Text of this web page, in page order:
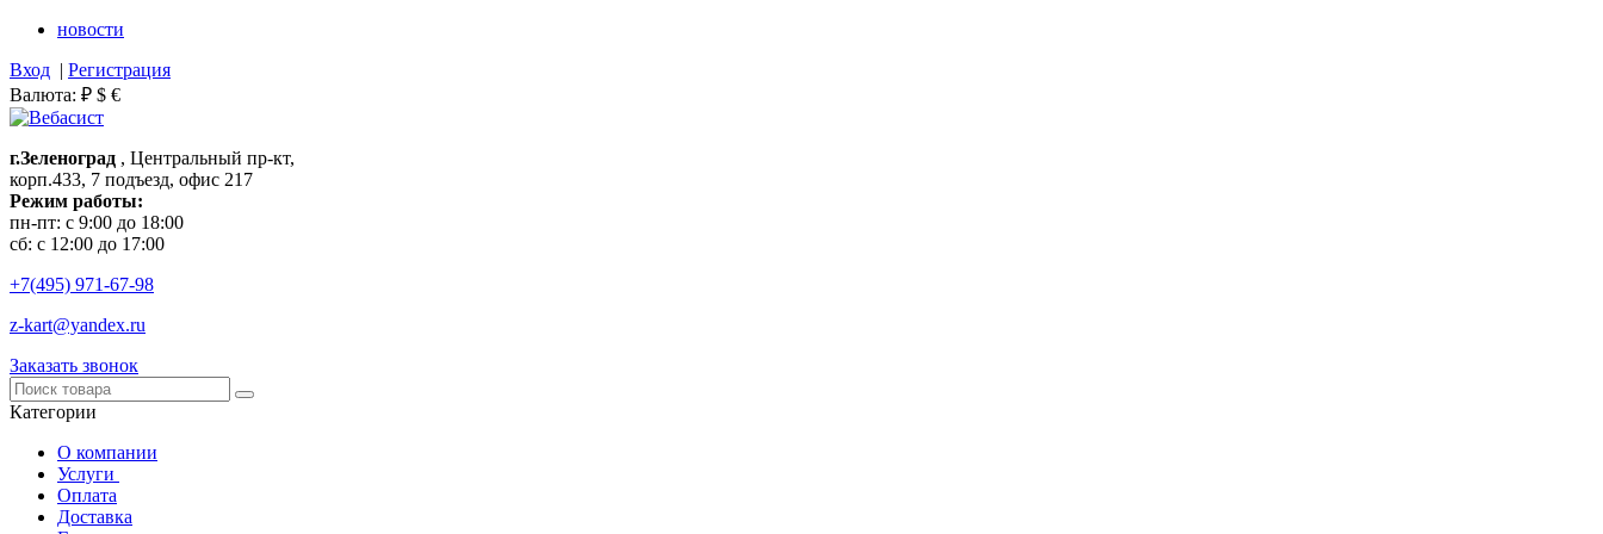
новости
Вход | Регистрация
Валюта: ₽ $ €
г.Зеленоград , Центральный пр-кт,
корп.433, 7 подъезд, офис 217
Режим работы:
пн-пт: с 9:00 до 18:00
сб: с 12:00 до 17:00
+7(495) 971-67-98
z-kart@yandex.ru
Заказать звонок
Категории
О компании
Услуги
Оплата
Доставка